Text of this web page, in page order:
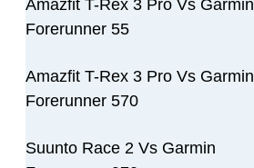
Amazfit T-Rex 3 Pro Vs Garmin
Forerunner 55
Amazfit T-Rex 3 Pro Vs Garmin
Forerunner 570
Suunto Race 2 Vs Garmin